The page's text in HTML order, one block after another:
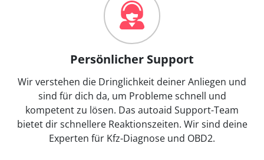
Persönlicher Support
Wir verstehen die Dringlichkeit deiner Anliegen und
sind für dich da, um Probleme schnell und
kompetent zu lösen. Das autoaid Support-Team
bietet dir schnellere Reaktionszeiten. Wir sind deine
Experten für Kfz-Diagnose und OBD2.